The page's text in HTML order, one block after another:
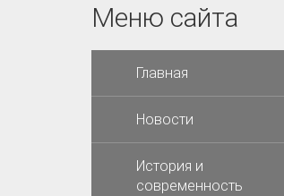
Меню сайта
Главная
Новости
История и
современность